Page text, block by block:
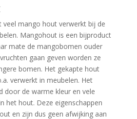
veel mango hout verwerkt bij de
Mangohout is een bijproduct
mate de mangobomen ouder
gaan geven worden ze
bomen. Het gekapte hout
verwerkt in meubelen. Het
door de warme kleur en vele
het hout. Deze eigenschappen
en zijn dus geen afwijking aan